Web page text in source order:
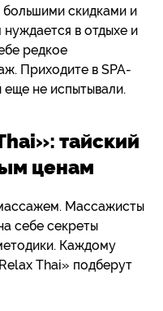
скидками и
нуждается в отдыхе и
редкое
Приходите в SPA-
не испытывали.
тайский
ценам
Массажисты
себе секреты
Каждому
Thai» подберут